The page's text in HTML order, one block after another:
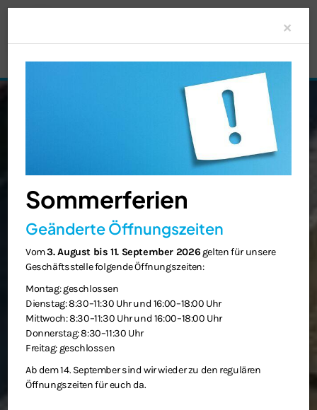
×
Sommerferien
Geänderte Öffnungszeiten
Vom3. August bis 11. September 2026 gelten für unsere
Geschäftsstelle folgende Öffnungszeiten:
Montag: geschlossen
Dienstag: 8:30–11:30 Uhr und 16:00–18:00 Uhr
Mittwoch: 8:30–11:30 Uhr und 16:00–18:00 Uhr
Donnerstag: 8:30–11:30 Uhr
Freitag: geschlossen
Ab dem 14. September sind wir wieder zu den regulären
Öffnungszeiten für euch da.